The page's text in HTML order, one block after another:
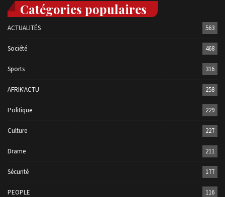
Catégories populaires
ACTUALITÉS 563
Société 468
Sports 316
AFRIK'ACTU 258
Politique 229
Culture 227
Drame 211
Sécurité 177
PEOPLE 116